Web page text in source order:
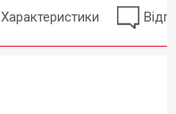
Характеристики